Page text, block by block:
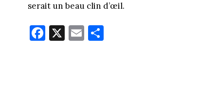
serait un beau clin d’œil.
Fa
ce
X E
m
Pa
rt